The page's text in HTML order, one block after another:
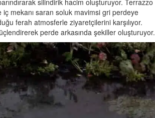
mekanı saran soluk mavimsi gri perdeye
ferah atmosferle ziyaretçilerini karşılıyor.
perde arkasında şekiller oluşturuyor.